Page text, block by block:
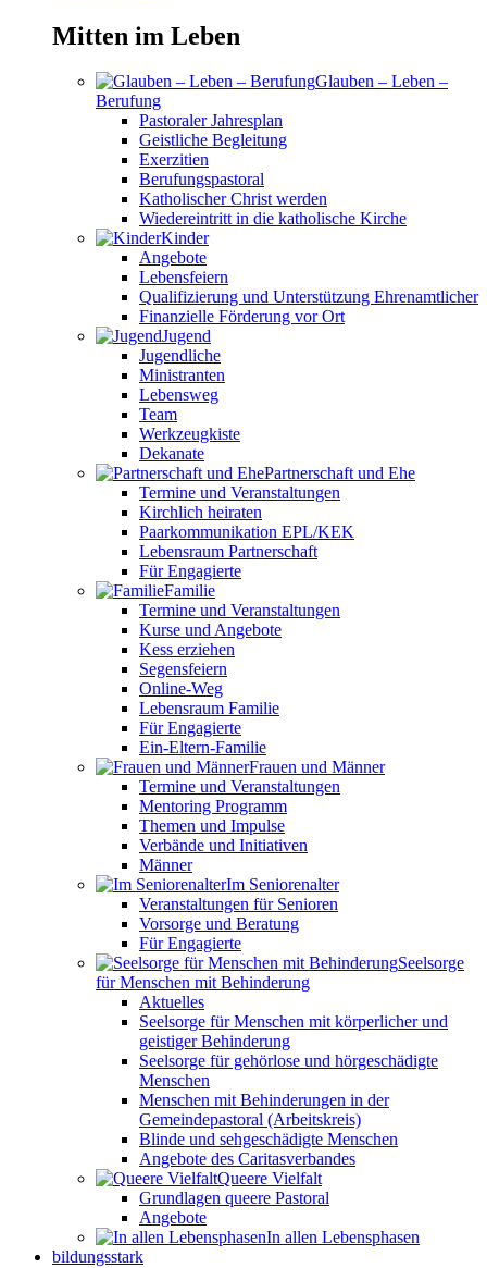
Mitten im Leben
Glauben – Leben –
Berufung
Pastoraler Jahresplan
Geistliche Begleitung
Exerzitien
Berufungspastoral
Katholischer Christ werden
Wiedereintritt in die katholische Kirche
Kinder
Angebote
Lebensfeiern
Qualifizierung und Unterstützung Ehrenamtlicher
Finanzielle Förderung vor Ort
Jugend
Jugendliche
Ministranten
Lebensweg
Team
Werkzeugkiste
Dekanate
Partnerschaft und Ehe
Termine und Veranstaltungen
Kirchlich heiraten
Paarkommunikation EPL/KEK
Lebensraum Partnerschaft
Für Engagierte
Familie
Termine und Veranstaltungen
Kurse und Angebote
Kess erziehen
Segensfeiern
Online-Weg
Lebensraum Familie
Für Engagierte
Ein-Eltern-Familie
Frauen und Männer
Termine und Veranstaltungen
Mentoring Programm
Themen und Impulse
Verbände und Initiativen
Männer
Im Seniorenalter
Veranstaltungen für Senioren
Vorsorge und Beratung
Für Engagierte
Seelsorge
für Menschen mit Behinderung
Aktuelles
Seelsorge für Menschen mit körperlicher und
geistiger Behinderung
Seelsorge für gehörlose und hörgeschädigte
Menschen
Menschen mit Behinderungen in der
Gemeindepastoral (Arbeitskreis)
Blinde und sehgeschädigte Menschen
Angebote des Caritasverbandes
Queere Vielfalt
Grundlagen queere Pastoral
Angebote
In allen Lebensphasen
bildungsstark